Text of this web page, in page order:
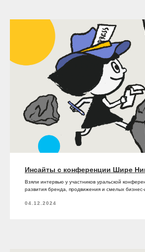
Инсайты с конференции Шире
Взяли интервью у участников уральской
развития бренда, продвижения и смелых бизнес-
04.12.2024